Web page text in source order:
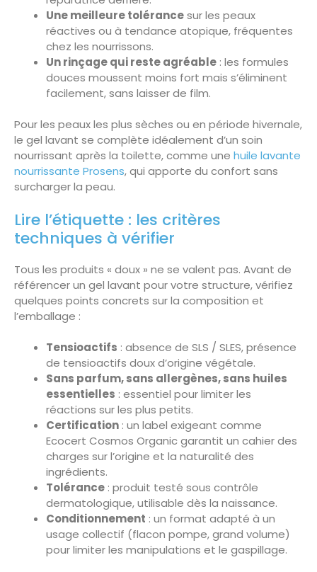
Une meilleure tolérancesur les peaux
réactives ou à tendance atopique, fréquentes
chez les nourrissons.
Un rinçage qui reste agréable : les formules
douces moussent moins fort mais s’éliminent
facilement, sans laisser de film.
Pour les peaux les plus sèches ou en période hivernale,
le gel lavant se complète idéalement d’un soin
nourrissant après la toilette, comme une huile lavante
nourrissante Prosens, qui apporte du confort sans
surcharger la peau.
Lire l’étiquette : les critères
techniques à vérifier
Tous les produits « doux » ne se valent pas. Avant de
référencer un gel lavant pour votre structure, vérifiez
quelques points concrets sur la composition et
l’emballage :
Tensioactifs : absence de SLS / SLES, présence
de tensioactifs doux d’origine végétale.
Sans parfum, sans allergènes, sans huiles
essentielles : essentiel pour limiter les
réactions sur les plus petits.
Certification : un label exigeant comme
Ecocert Cosmos Organic garantit un cahier des
charges sur l’origine et la naturalité des
ingrédients.
Tolérance : produit testé sous contrôle
dermatologique, utilisable dès la naissance.
Conditionnement : un format adapté à un
usage collectif (flacon pompe, grand volume)
pour limiter les manipulations et le gaspillage.